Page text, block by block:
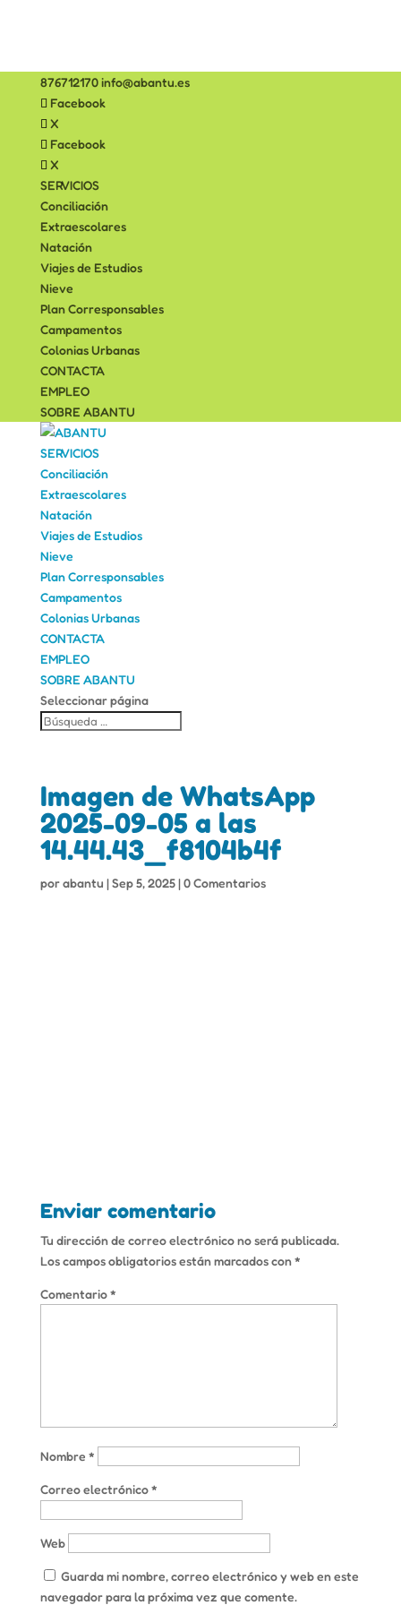
876712170info@abantu.es
Facebook
X
Facebook
X
SERVICIOS
Conciliación
Extraescolares
Natación
Viajes de Estudios
Nieve
Plan Corresponsables
Campamentos
Colonias Urbanas
CONTACTA
EMPLEO
SOBRE ABANTU
SERVICIOS
Conciliación
Extraescolares
Natación
Viajes de Estudios
Nieve
Plan Corresponsables
Campamentos
Colonias Urbanas
CONTACTA
EMPLEO
SOBRE ABANTU
Seleccionar página
Imagen de WhatsApp
2025-09-05 a las
14.44.43_f8104b4f
porabantu |Sep 5, 2025|0 Comentarios
Enviar comentario
Tu dirección de correo electrónico no será publicada.
Los campos obligatorios están marcados con*
Comentario*
Nombre *
Correo electrónico*
Web
Guarda mi nombre, correo electrónico y web en este
navegador para la próxima vez que comente.